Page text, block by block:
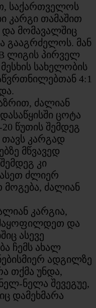
საქართველოს
კარგი თამაშით
მომავალშიც
გააგრძელოს. მან
ლიგის პირველ
სახელობის
4:1
ძალიან
ცოტა
წუთის შემდეგ
კარგად
მწვავედ
კი
ძლიერ
მოგება, ძალიან
კარგია,
და
ასევე
ჩემს ახალ
ადგილზე
თქმა უნდა,
ნელა შევეგუე,
დამეხმარა